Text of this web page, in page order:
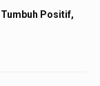
Positif,